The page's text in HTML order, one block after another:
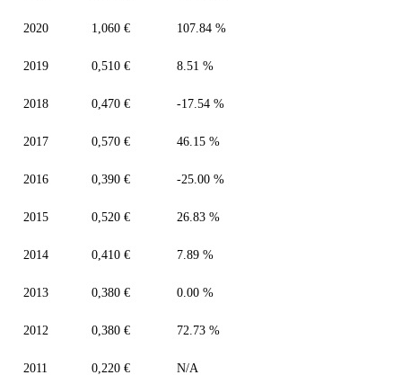
2020 1,060 € 107.84 %
2019 0,510 € 8.51 %
2018 0,470 € -17.54 %
2017 0,570 € 46.15 %
2016 0,390 € -25.00 %
2015 0,520 € 26.83 %
2014 0,410 € 7.89 %
2013 0,380 € 0.00 %
2012 0,380 € 72.73 %
2011 0,220 € N/A